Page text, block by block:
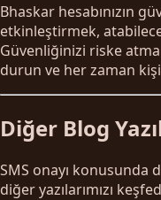
Bhaskar hesabınızın
etkinleştirmek,
Güvenliğinizi riske
durun ve her zaman
Diğer Blog
SMS onayı konusunda
diğer yazılarımızı